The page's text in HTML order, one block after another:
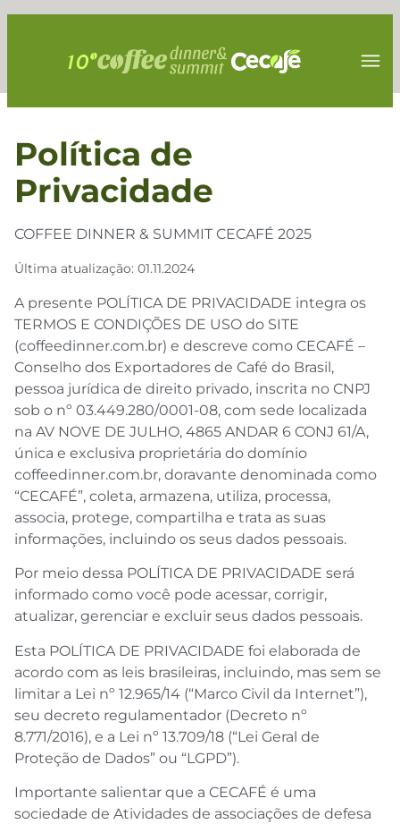
Política de
Privacidade
COFFEE DINNER & SUMMIT CECAFÉ 2025
Última atualização: 01.11.2024
A presente POLÍTICA DE PRIVACIDADE integra os
TERMOS E CONDIÇÕES DE USO do SITE
(coffeedinner.com.br) e descreve como CECAFÉ –
Conselho dos Exportadores de Café do Brasil,
pessoa jurídica de direito privado, inscrita no CNPJ
sob o nº 03.449.280/0001-08, com sede localizada
na AV NOVE DE JULHO, 4865 ANDAR 6 CONJ 61/A,
única e exclusiva proprietária do domínio
coffeedinner.com.br, doravante denominada como
“CECAFÉ”, coleta, armazena, utiliza, processa,
associa, protege, compartilha e trata as suas
informações, incluindo os seus dados pessoais.
Por meio dessa POLÍTICA DE PRIVACIDADE será
informado como você pode acessar, corrigir,
atualizar, gerenciar e excluir seus dados pessoais.
Esta POLÍTICA DE PRIVACIDADE foi elaborada de
acordo com as leis brasileiras, incluindo, mas sem se
limitar a Lei nº 12.965/14 (“Marco Civil da Internet”),
seu decreto regulamentador (Decreto nº
8.771/2016), e a Lei nº 13.709/18 (“Lei Geral de
Proteção de Dados” ou “LGPD”).
Importante salientar que a CECAFÉ é uma
sociedade de Atividades de associações de defesa